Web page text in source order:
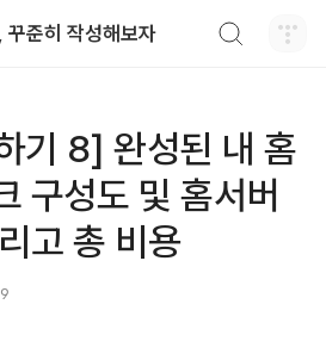
꾸준히 작성해보자
기 8] 완성된 내 홈
구성도 및 홈서버
고 총 비용